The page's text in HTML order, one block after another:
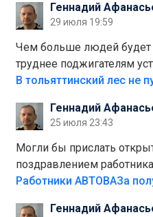
плитки не
лежала в парке и
еще,видимо,часть украли.
Геннадий
29 июля 19:59
Чем больше людей будет
труднее поджигателям
пожар.Тех кто разводит
полно стоит,почему
равно едут в лес?
Геннадий
25 июля 23:43
Могли бы прислать
поздравлением
больше сорока лет
Работники АВТОВАЗа
Геннадий